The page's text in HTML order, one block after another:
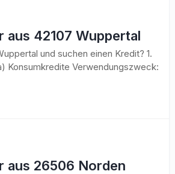
aus 42107 Wuppertal
und suchen einen Kredit? 1.
Konsumkredite Verwendungszweck:
aus 26506 Norden